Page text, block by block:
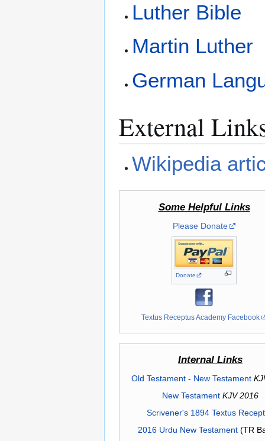
Luther Bible
Martin Luther
German
External
Wikipedia
Some Helpful Links
Please Donate
Donate
Textus Receptus Academy Facebook
Internal Links
Old Testament- New Testament
New Testament KJV 2016
Scrivener's 1894 Textus
2016 Urdu New Testament(TR